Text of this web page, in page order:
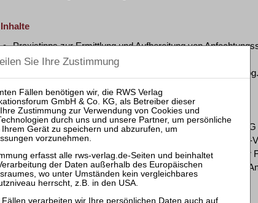
Inhalte
Praxistipps zur Ermittlung und Aufbereitung von
Deckungsanfechtung, §§ 130, 131 InsO
Vorsatzanfechtung, § 133 InsO (kompakte Übersicht zur
Prozessgerechte Ermittlung der Zahlungsunfähigkeit
Bargeschäftseinwand (Umfang und Grenzen)
Besonderheiten der Anfechtung unter Geltung des SanInsKG
Besonderheiten der Anfechtung bei vorgelagertem StaRUG-
Anfechtung nach § 135 InsO (vertiefte Darstellung einzelner
Spezielle und verwandte Fallkonstellationen (insbesondere
und Verrechnungen)